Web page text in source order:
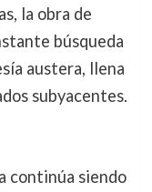
la obra de
búsqueda
austera, llena
subyacentes.
continúa siendo